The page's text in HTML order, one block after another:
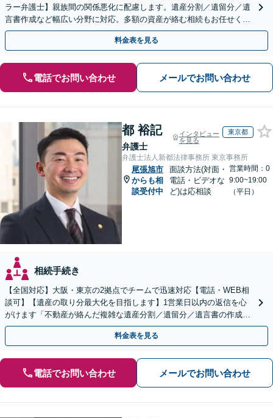
ラー弁護士】親族間の関係悪化に配慮します。遺産分割／遺留分／遺
言書作成など幅広い分野に対応。多額の資産が絡む相続もお任せくだ
さい。【夜間・休日の相談可能】【駐車場完備】
料金表を見る
電話でお問い合わせ メールでお問い合わせ
都 裕記
弁護士
インタビュー
を見る
東京都
弁護士法人新都法律事務所 東京事務所
尾張旭市
からも相
談受付中
面談方法(対面・
電話・ビデオな
ど)は応相談
営業時間：0
9:00~19:00
（平日）
相続手続き
【全国対応】大阪・東京の2拠点でチームで迅速対応【電話・WEB相
談可】【遺産の取り分最大化を目指します】1営業日以内の返信を心
がけます「不動産が絡んだ複雑な遺産分割／遺留分／遺言書の作成・
執行／事業承継など、お任せください」【休日相談あり】
料金表を見る
電話でお問い合わせ メールでお問い合わせ